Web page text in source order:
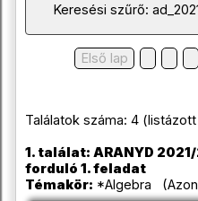
Keresési szűrő:
Első lap
Találatok száma: 4
1. találat: ARANYD
forduló 1. feladat
Témakör: *Algebra